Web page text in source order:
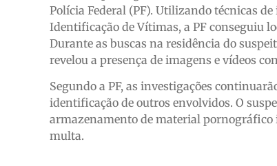
Polícia Federal (PF). Utilizando técnicas
Identificação de Vítimas, a PF conseguiu
Durante as buscas na residência do
revelou a presença de imagens e vídeos
Segundo a PF, as investigações
identificação de outros envolvidos. O
armazenamento de material pornográfico
multa.